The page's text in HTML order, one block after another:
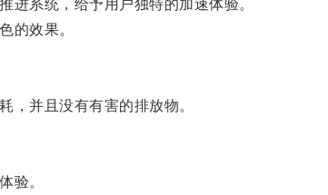
系统，给予用户独特的加速体验。
的效果。
并且没有有害的排放物。
验。